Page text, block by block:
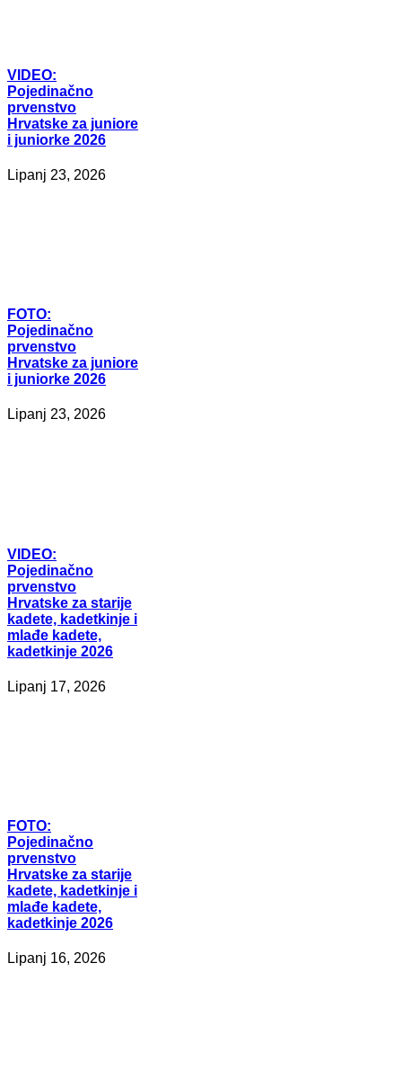
VIDEO:
Pojedinačno
prvenstvo
Hrvatske za juniore
i juniorke 2026
Lipanj 23, 2026
FOTO:
Pojedinačno
prvenstvo
Hrvatske za juniore
i juniorke 2026
Lipanj 23, 2026
VIDEO:
Pojedinačno
prvenstvo
Hrvatske za starije
kadete, kadetkinje i
mlađe kadete,
kadetkinje 2026
Lipanj 17, 2026
FOTO:
Pojedinačno
prvenstvo
Hrvatske za starije
kadete, kadetkinje i
mlađe kadete,
kadetkinje 2026
Lipanj 16, 2026